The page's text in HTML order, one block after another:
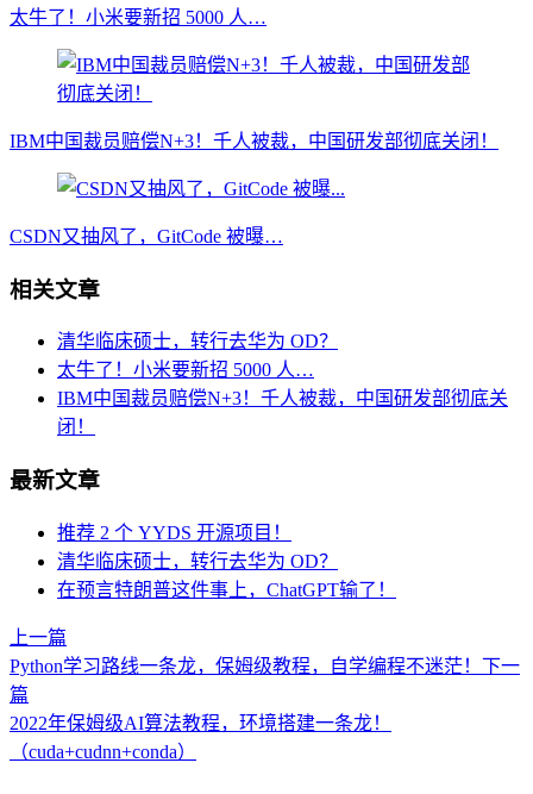
太牛了！小米要新招 5000 人…
IBM中国裁员赔偿N+3！千人被裁，中国研发部彻底关闭！
CSDN又抽风了，GitCode 被曝…
相关文章
清华临床硕士，转行去华为 OD？
太牛了！小米要新招 5000 人…
IBM中国裁员赔偿N+3！千人被裁，中国研发部彻底关
闭！
最新文章
推荐 2 个 YYDS 开源项目！
清华临床硕士，转行去华为 OD？
在预言特朗普这件事上，ChatGPT输了！
上一篇
Python学习路线一条龙，保姆级教程，自学编程不迷茫！ 下一
篇
2022年保姆级AI算法教程，环境搭建一条龙！
（cuda+cudnn+conda）